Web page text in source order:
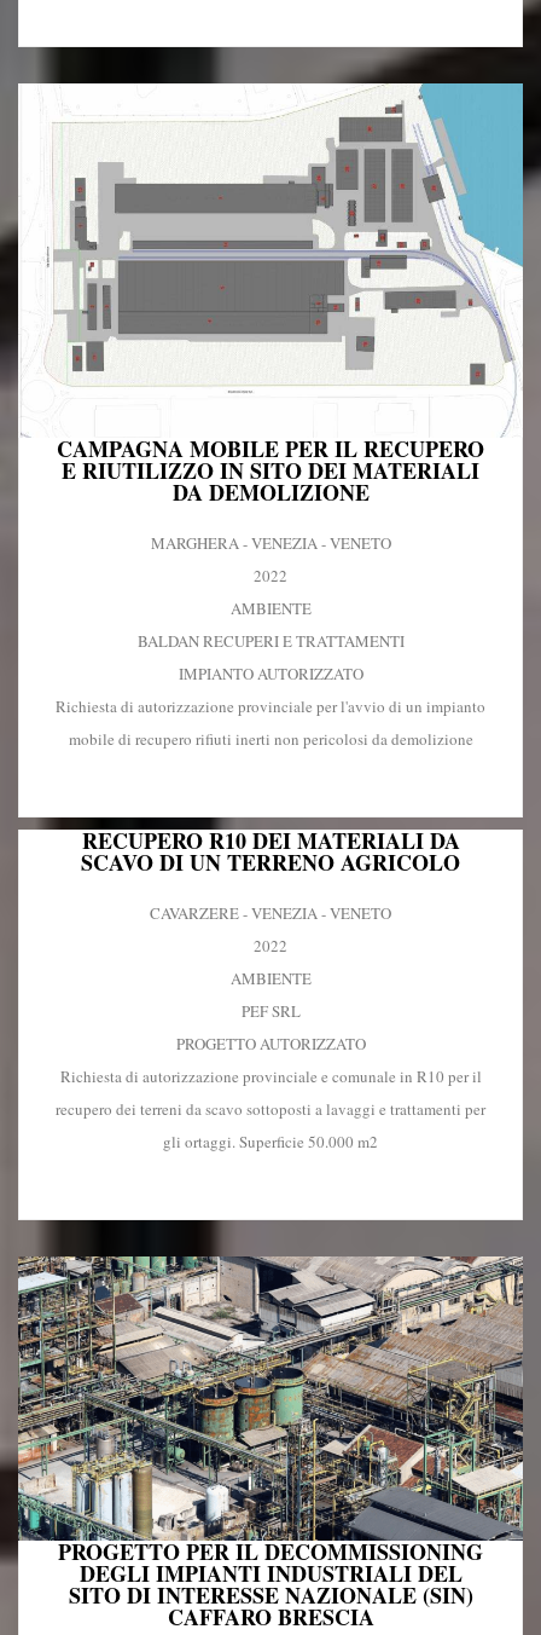
CAMPAGNA MOBILE PER IL RECUPERO
E RIUTILIZZO IN SITO DEI MATERIALI
DA DEMOLIZIONE
MARGHERA - VENEZIA - VENETO
2022
AMBIENTE
BALDAN RECUPERI E TRATTAMENTI
IMPIANTO AUTORIZZATO
Richiesta di autorizzazione provinciale per l'avvio di un impianto
mobile di recupero rifiuti inerti non pericolosi da demolizione
RECUPERO R10 DEI MATERIALI DA
SCAVO DI UN TERRENO AGRICOLO
CAVARZERE - VENEZIA - VENETO
2022
AMBIENTE
PEF SRL
PROGETTO AUTORIZZATO
Richiesta di autorizzazione provinciale e comunale in R10 per il
recupero dei terreni da scavo sottoposti a lavaggi e trattamenti per
gli ortaggi. Superficie 50.000 m2
PROGETTO PER IL DECOMMISSIONING
DEGLI IMPIANTI INDUSTRIALI DEL
SITO DI INTERESSE NAZIONALE (SIN)
CAFFARO BRESCIA